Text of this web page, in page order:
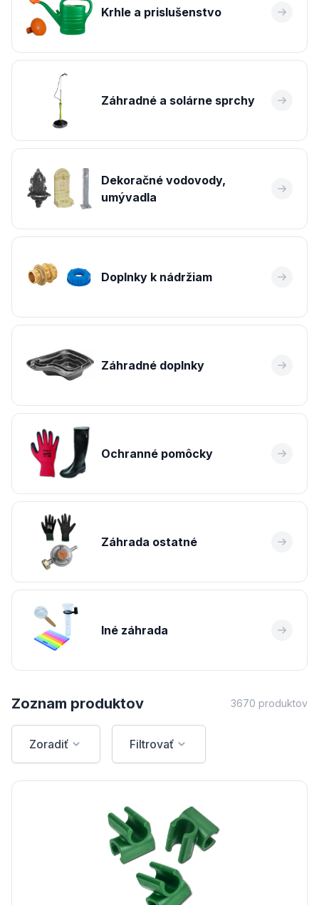
Krhle a prislušenstvo
Záhradné a solárne sprchy
Dekoračné vodovody,
umývadla
Doplnky k nádržiam
Záhradné doplnky
Ochranné pomôcky
Záhrada ostatné
Iné záhrada
Zoznam produktov 3670 produktov
Zoradiť Filtrovať